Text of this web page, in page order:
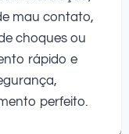
mau contato,
choques ou
rápido e
perfeito.